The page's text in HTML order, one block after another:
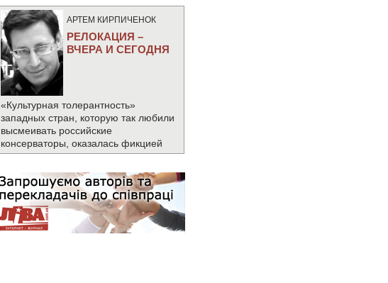
АРТЕМ КИРПИЧЕНОК
РЕЛОКАЦИЯ –
ВЧЕРА И СЕГОДНЯ
«Культурная толерантность»
западных стран, которую так любили
высмеивать российские
консерваторы, оказалась фикцией